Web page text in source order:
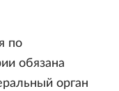
по
обязана
орган